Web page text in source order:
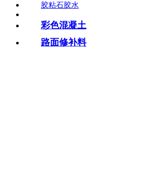
胶粘石胶水
彩色混凝土
路面修补料